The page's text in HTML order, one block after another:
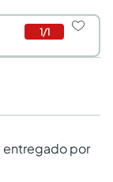
1/1
entregado por